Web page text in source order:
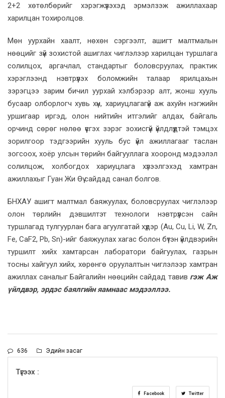
2+2 хөтөлбөрийг хэрэгжүүлэхэд эрмэлзэж ажиллахаар
харилцан тохиролцов.
Мөн уурхайн хаалт, нөхөн сэргээлт, ашигт малтмалын
нөөцийг зүй зохистой ашиглах чиглэлээр харилцан туршлага
солилцох, аргачлал, стандартыг боловсруулах, практик
хэрэглээнд нэвтрүүлэх боломжийн талаар ярилцахын
зэрэгцээ зарим бичил уурхай хэлбэрээр алт, жонш хууль
бусаар олборлогч хувь хүн, хариуцлагагүй аж ахуйн нэгжийн
уршигаар иргэд, олон нийтийн итгэлийг алдах, байгаль
орчинд сөрөг нөлөө үүсгэх зэрэг зохисгүй үйлдлүүдтэй тэмцэх
зорилгоор тэдгээрийн хууль бус үйл ажиллагааг таслан
зогсоох, хоёр улсын төрийн байгууллага хооронд мэдээлэл
солилцож, холбогдох хариуцлага хүлээлгэхэд хамтран
ажиллахыг Гуан Жи Өү сайдад санал болгов.
БНХАУ ашигт малтмал баяжуулах, боловсруулах чиглэлээр
олон төрлийн дэвшилтэт технологи нэвтрүүлсэн сайн
туршлагад тулгуурлан бага агуулгатай хүдэр (Au, Cu, Li, W, Zn,
Fe, CaF2, Pb, Sn)-ийг баяжуулах хагас болон бүтэн үйлдвэрийн
туршилт хийх хамтарсан лаборатори байгуулах, газрын
тосны хайгуул хийх, хөрөнгө оруулалтын чиглэлээр хамтран
ажиллах саналыг Байгалийн нөөцийн сайдад тавив гэж Аж
үйлдвэр, эрдэс баялгийн яамнаас мэдээллээ.
636 Эдийн засаг
Түгээх :
Facebook Twitter